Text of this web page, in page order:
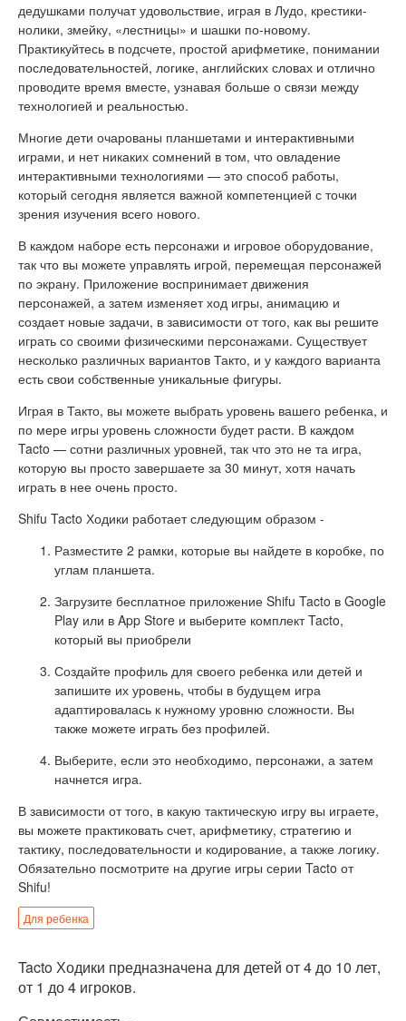
дедушками получат удовольствие, играя в Лудо, крестики-
нолики, змейку, «лестницы» и шашки по-новому.
Практикуйтесь в подсчете, простой арифметике, понимании
последовательностей, логике, английских словах и отлично
проводите время вместе, узнавая больше о связи между
технологией и реальностью.
Многие дети очарованы планшетами и интерактивными
играми, и нет никаких сомнений в том, что овладение
интерактивными технологиями — это способ работы,
который сегодня является важной компетенцией с точки
зрения изучения всего нового.
В каждом наборе есть персонажи и игровое оборудование,
так что вы можете управлять игрой, перемещая персонажей
по экрану. Приложение воспринимает движения
персонажей, а затем изменяет ход игры, анимацию и
создает новые задачи, в зависимости от того, как вы решите
играть со своими физическими персонажами. Существует
несколько различных вариантов Такто, и у каждого варианта
есть свои собственные уникальные фигуры.
Играя в Такто, вы можете выбрать уровень вашего ребенка, и
по мере игры уровень сложности будет расти. В каждом
Tacto — сотни различных уровней, так что это не та игра,
которую вы просто завершаете за 30 минут, хотя начать
играть в нее очень просто.
Shifu Tacto Ходики работает следующим образом -
Разместите 2 рамки, которые вы найдете в коробке, по
углам планшета.
Загрузите бесплатное приложение Shifu Tacto в Google
Play или в App Store и выберите комплект Tacto,
который вы приобрели
Создайте профиль для своего ребенка или детей и
запишите их уровень, чтобы в будущем игра
адаптировалась к нужному уровню сложности. Вы
также можете играть без профилей.
Выберите, если это необходимо, персонажи, а затем
начнется игра.
В зависимости от того, в какую тактическую игру вы играете,
вы можете практиковать счет, арифметику, стратегию и
тактику, последовательности и кодирование, а также логику.
Обязательно посмотрите на другие игры серии Tacto от
Shifu!
Для ребенка
Tacto Ходики предназначена для детей от 4 до 10 лет,
от 1 до 4 игроков.